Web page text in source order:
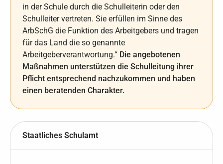
in der Schule durch die Schulleiterin oder den
Schulleiter vertreten. Sie erfüllen im Sinne des
ArbSchG die Funktion des Arbeitgebers und tragen
für das Land die so genannte
Arbeitgeberverantwortung.“ Die angebotenen
Maßnahmen unterstützen die Schulleitung ihrer
Pflicht entsprechend nachzukommen und haben
einen beratenden Charakter.
Staatliches Schulamt